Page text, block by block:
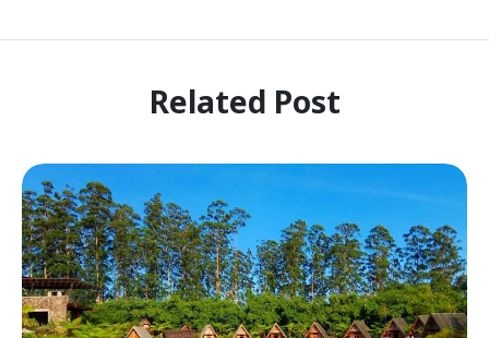
Related Post